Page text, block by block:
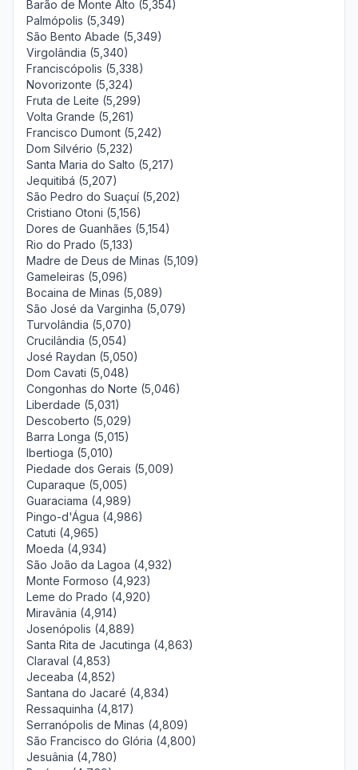
Barão de Monte Alto (5,354)
Palmópolis (5,349)
São Bento Abade (5,349)
Virgolândia (5,340)
Franciscópolis (5,338)
Novorizonte (5,324)
Fruta de Leite (5,299)
Volta Grande (5,261)
Francisco Dumont (5,242)
Dom Silvério (5,232)
Santa Maria do Salto (5,217)
Jequitibá (5,207)
São Pedro do Suaçuí (5,202)
Cristiano Otoni (5,156)
Dores de Guanhães (5,154)
Rio do Prado (5,133)
Madre de Deus de Minas (5,109)
Gameleiras (5,096)
Bocaina de Minas (5,089)
São José da Varginha (5,079)
Turvolândia (5,070)
Crucilândia (5,054)
José Raydan (5,050)
Dom Cavati (5,048)
Congonhas do Norte (5,046)
Liberdade (5,031)
Descoberto (5,029)
Barra Longa (5,015)
Ibertioga (5,010)
Piedade dos Gerais (5,009)
Cuparaque (5,005)
Guaraciama (4,989)
Pingo-d'Água (4,986)
Catuti (4,965)
Moeda (4,934)
São João da Lagoa (4,932)
Monte Formoso (4,923)
Leme do Prado (4,920)
Miravânia (4,914)
Josenópolis (4,889)
Santa Rita de Jacutinga (4,863)
Claraval (4,853)
Jeceaba (4,852)
Santana do Jacaré (4,834)
Ressaquinha (4,817)
Serranópolis de Minas (4,809)
São Francisco do Glória (4,800)
Jesuânia (4,780)